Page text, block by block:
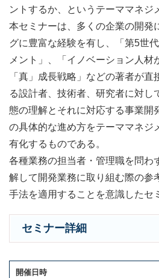
ントするか、というテーママネジ
本セミナーは、多くの企業の開発
グに豊富な経験を有し、「第5世
メント」、「イノベーション人材
「真」成長戦略」などの著者が
る設計者、技術者、研究者に対し
態の理解とそれに対応する事業開
の具体的な進め方をテーママネジ
有化するものである。
各種業務の担当者・管理職を問わ
解して開発業務に取り組む際の参
手法を適用することを意識したセ
セミナー詳細
開催日時